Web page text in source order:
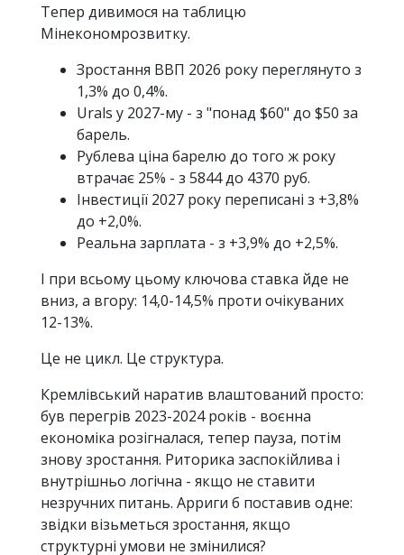
Тепер дивимося на таблицю
Мінекономрозвитку.
Зростання ВВП 2026 року переглянуто з
1,3% до 0,4%.
Urals у 2027-му - з "понад $60" до $50 за
барель.
Рублева ціна барелю до того ж року
втрачає 25% - з 5844 до 4370 руб.
Інвестиції 2027 року переписані з +3,8%
до +2,0%.
Реальна зарплата - з +3,9% до +2,5%.
І при всьому цьому ключова ставка йде не
вниз, а вгору: 14,0-14,5% проти очікуваних
12-13%.
Це не цикл. Це структура.
Кремлівський наратив влаштований просто:
був перегрів 2023-2024 років - воєнна
економіка розігналася, тепер пауза, потім
знову зростання. Риторика заспокійлива і
внутрішньо логічна - якщо не ставити
незручних питань. Арриги б поставив одне:
звідки візьметься зростання, якщо
структурні умови не змінилися?